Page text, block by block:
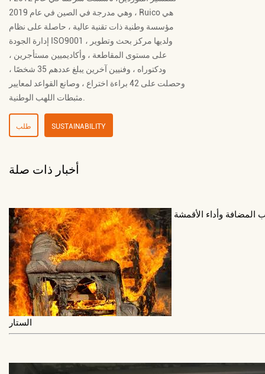
وهي مدرجة في الصين في عام 2019 ، Ruico هي
مؤسسة وطنية ذات تقنية عالية ، حاصلة على نظام
إدارة الجودة ISO9001 ، ولديها مركز بحث وتطوير
على مستوى المقاطعة ، وأكاديميين مستأجرين ،
ودكتوراه ، وفنيين آخرين يبلغ عددهم 35 شخصًا ،
وحصلت على 42 براءة اختراع ، وصانع القواعد لمعايير
طلب SUSTAINABILITY
أخبار ذات صلة
المضافة وأداء الأقمشة
الستار